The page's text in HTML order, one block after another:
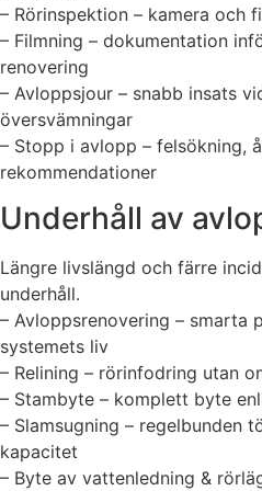
– Rörinspektion – kamera och
– Filmning – dokumentation
renovering
– Avloppsjour – snabb insats
översvämningar
– Stopp i avlopp – felsökning,
rekommendationer
Underhåll av
Längre livslängd och färre
underhåll.
– Avloppsrenovering – smarta
systemets liv
– Relining – rörinfodring utan
– Stambyte – komplett byte
– Slamsugning – regelbunden
kapacitet
– Byte av vattenledning &